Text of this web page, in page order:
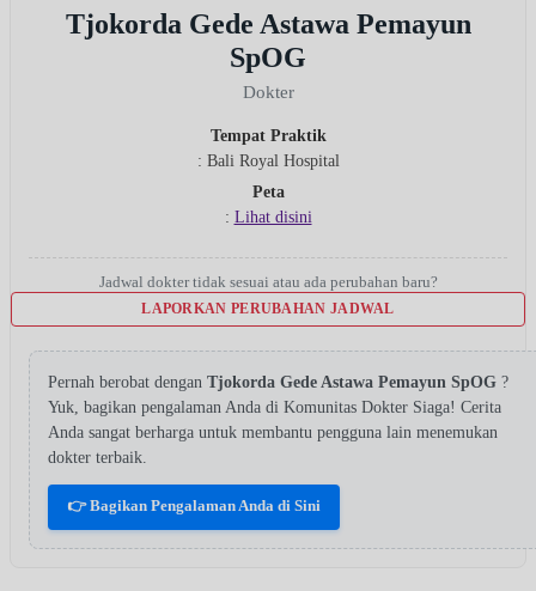
Tjokorda Gede Astawa Pemayun
SpOG
Dokter
Tempat Praktik
: Bali Royal Hospital
Peta
: Lihat disini
Jadwal dokter tidak sesuai atau ada perubahan baru?
LAPORKAN PERUBAHAN JADWAL
Pernah berobat dengan Tjokorda Gede Astawa Pemayun SpOG ?
Yuk, bagikan pengalaman Anda di Komunitas Dokter Siaga! Cerita
Anda sangat berharga untuk membantu pengguna lain menemukan
dokter terbaik.
👉 Bagikan Pengalaman Anda di Sini